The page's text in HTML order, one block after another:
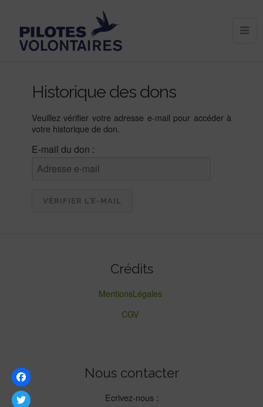
Historique des dons
Veuillez vérifier votre adresse e-mail pour accéder à
votre historique de don.
E-mail du don :
Crédits
MentionsLégales
CGV
Nous contacter
Ecrivez-nous :